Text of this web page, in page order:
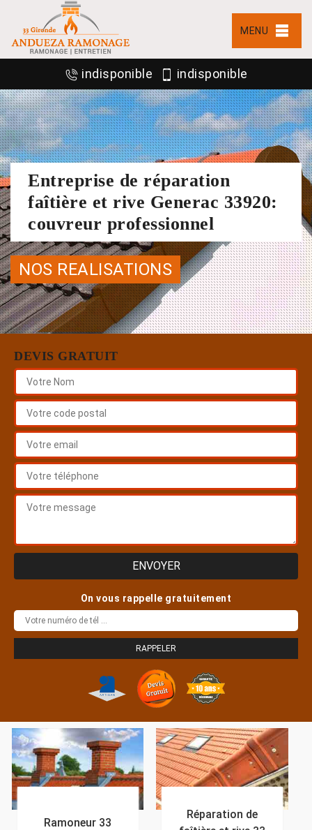
MENU
indisponible indisponible
Entreprise de réparation
faîtière et rive Generac 33920:
couvreur professionnel
NOS REALISATIONS
DEVIS GRATUIT
On vous rappelle gratuitement
Ramoneur 33
Réparation de